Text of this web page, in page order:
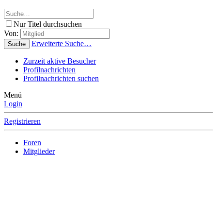
Nur Titel durchsuchen
Von:
Suche Erweiterte Suche…
Zurzeit aktive Besucher
Profilnachrichten
Profilnachrichten suchen
Menü
Login
Registrieren
Foren
Mitglieder